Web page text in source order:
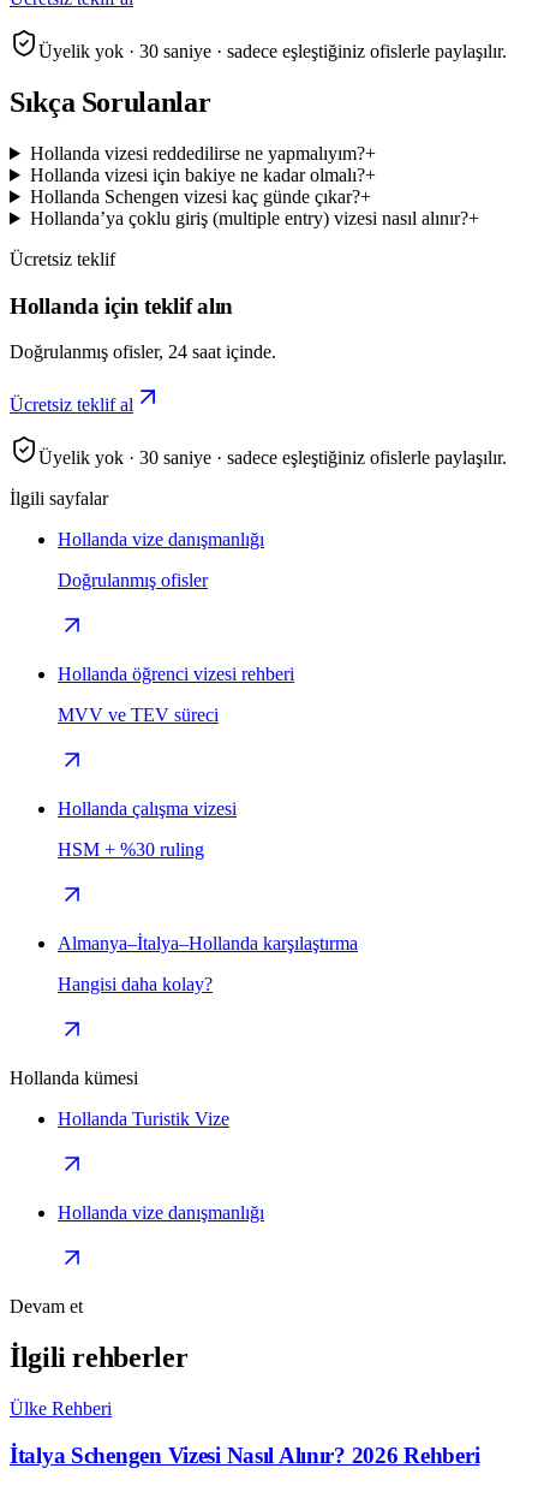
Üyelik yok · 30 saniye · sadece eşleştiğiniz ofislerle paylaşılır.
Sıkça Sorulanlar
Hollanda vizesi reddedilirse ne yapmalıyım?+
Hollanda vizesi için bakiye ne kadar olmalı?+
Hollanda Schengen vizesi kaç günde çıkar?+
Hollanda’ya çoklu giriş (multiple entry) vizesi nasıl alınır?+
Ücretsiz teklif
Hollanda için teklif alın
Doğrulanmış ofisler, 24 saat içinde.
Ücretsiz teklif al
Üyelik yok · 30 saniye · sadece eşleştiğiniz ofislerle paylaşılır.
İlgili sayfalar
Hollanda vize danışmanlığı
Doğrulanmış ofisler
Hollanda öğrenci vizesi rehberi
MVV ve TEV süreci
Hollanda çalışma vizesi
HSM + %30 ruling
Almanya–İtalya–Hollanda karşılaştırma
Hangisi daha kolay?
Hollanda kümesi
Hollanda Turistik Vize
Hollanda vize danışmanlığı
Devam et
İlgili rehberler
Ülke Rehberi
İtalya Schengen Vizesi Nasıl Alınır? 2026 Rehberi